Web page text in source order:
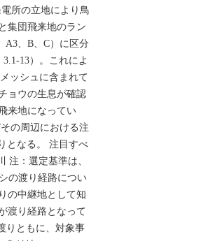
所の立地により鳥
集団飛来地のラン
A3、B、C）に区分
13）。これによ
ッシュに含まれて
ョウの生息が確認
来地になってい
の周辺における注
となる。 注目すべ
注：選定基準は、
の渡り経路につい
の中継地として知
渡り経路となって
りともに、対象事